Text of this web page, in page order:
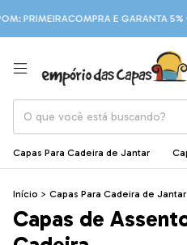
PRIMEIRACOMPRA E GARANTA 5%
Capas Para Cadeira de Jantar
Início > Capas Para Cadeira de Jantar
Capas de